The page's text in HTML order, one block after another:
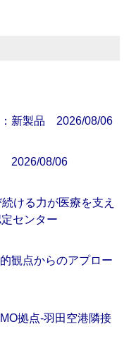
：新製品 2026/08/06
2026/08/06
ける力が医療を支え
センター
観点からのアプロー
拠点‐羽田空港隣接